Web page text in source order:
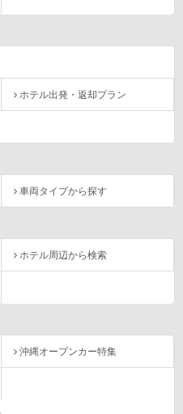
ホテル出発・返却プラン
車両タイプから探す
ホテル周辺から検索
沖縄オープンカー特集